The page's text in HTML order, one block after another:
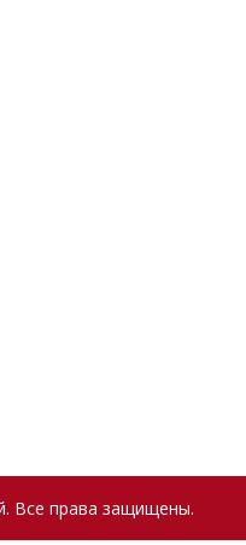
Все права защищены.